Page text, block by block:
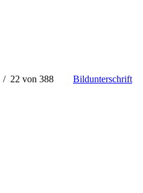
/ 22 von 388 Bildunterschrift